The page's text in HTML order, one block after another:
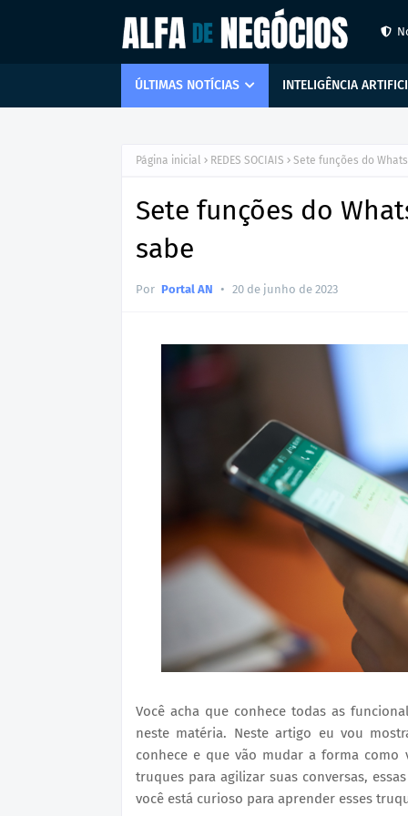
ÚLTIMAS NOTÍCIAS INTELIGÊNCIA
Página inicial REDES SOCIAIS Sete funções do
Sete funções do
sabe
Por Portal AN • 20 de junho de 2023
Você acha que conhece todas as
neste matéria. Neste artigo eu vou
conhece e que vão mudar a forma como
truques para agilizar suas conversas,
você está curioso para aprender esses